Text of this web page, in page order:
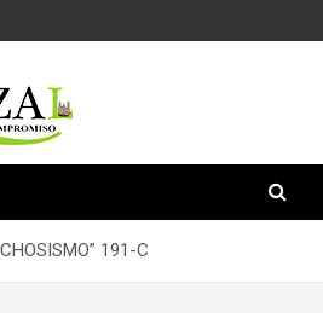
Cholula
191-C